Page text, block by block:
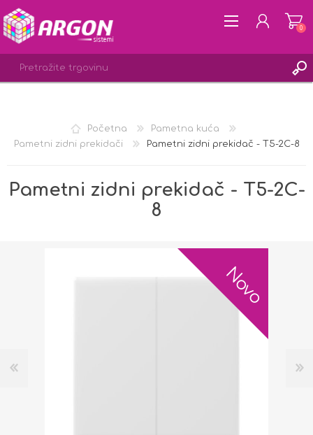
REGISTRACIJA
PRIJAVA
0
Početna
Pametna kuća
Pametni zidni prekidači
Pametni zidni prekidač - T5-2C-8
Pametni zidni prekidač - T5-2C-
8
Novo